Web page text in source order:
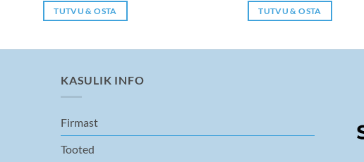
TUTVU & OSTA TUTVU & OSTA
KASULIK INFO
Firmast
Tooted